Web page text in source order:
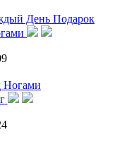
День Подарок
Ногами